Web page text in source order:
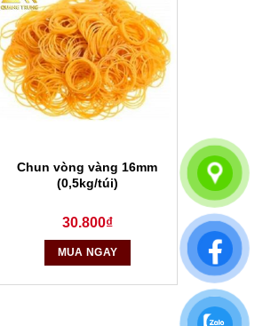
Chun vòng vàng 16mm
(0,5kg/túi)
30.800₫
MUA NGAY